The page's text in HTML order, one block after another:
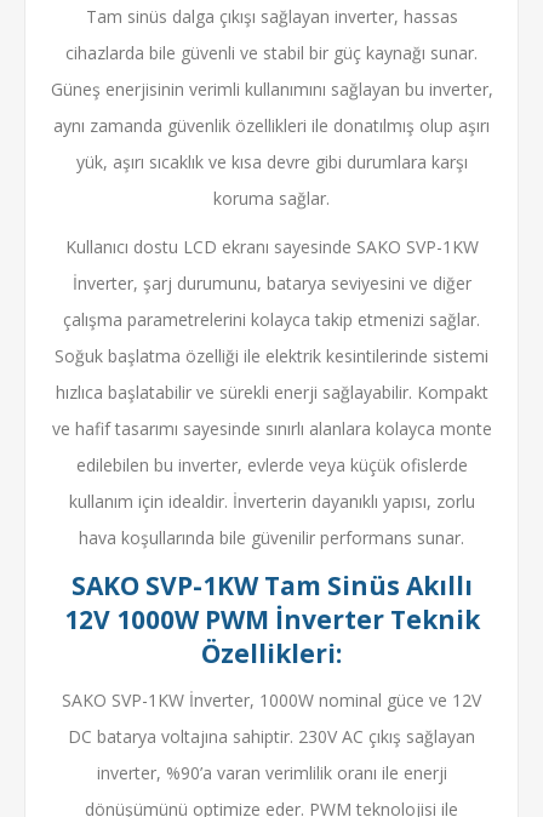
Tam sinüs dalga çıkışı sağlayan inverter, hassas
cihazlarda bile güvenli ve stabil bir güç kaynağı sunar.
Güneş enerjisinin verimli kullanımını sağlayan bu inverter,
aynı zamanda güvenlik özellikleri ile donatılmış olup aşırı
yük, aşırı sıcaklık ve kısa devre gibi durumlara karşı
koruma sağlar.
Kullanıcı dostu LCD ekranı sayesinde SAKO SVP-1KW
İnverter, şarj durumunu, batarya seviyesini ve diğer
çalışma parametrelerini kolayca takip etmenizi sağlar.
Soğuk başlatma özelliği ile elektrik kesintilerinde sistemi
hızlıca başlatabilir ve sürekli enerji sağlayabilir. Kompakt
ve hafif tasarımı sayesinde sınırlı alanlara kolayca monte
edilebilen bu inverter, evlerde veya küçük ofislerde
kullanım için idealdir. İnverterin dayanıklı yapısı, zorlu
hava koşullarında bile güvenilir performans sunar.
SAKO SVP-1KW Tam Sinüs Akıllı
12V 1000W PWM İnverter Teknik
Özellikleri:
SAKO SVP-1KW İnverter, 1000W nominal güce ve 12V
DC batarya voltajına sahiptir. 230V AC çıkış sağlayan
inverter, %90’a varan verimlilik oranı ile enerji
dönüşümünü optimize eder. PWM teknolojisi ile